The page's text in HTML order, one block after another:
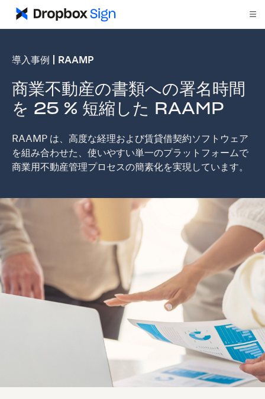
導入事例 RAAMP
商業不動産の書類への署名時間
を 25 % 短縮した RAAMP
RAAMP は、高度な経理および賃貸借契約ソフトウェア
を組み合わせた、使いやすい単一のプラットフォームで
商業用不動産管理プロセスの簡素化を実現しています。